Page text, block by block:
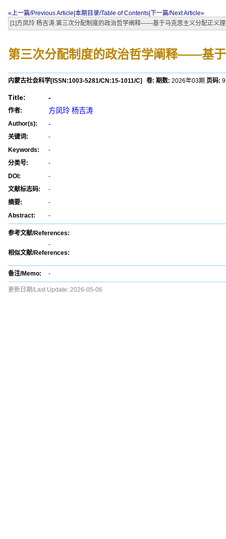
«上一篇/Previous Article 本期目录/Table of Contents
下一篇/Next Article»
[1]方凤玲 杨吉涛.第三次分配制度的政治哲学阐释——基于马克思主义分配正义
第三次分配制度的政治哲学阐释——基
内蒙古社会科学[ISSN:1003-5281/CN:15-1011/C] 卷: 期数: 2026年03期 页码:
Title: -
作者: 方凤玲 杨吉涛
Author(s): -
关键词:
-
Keywords:
-
分类号:
-
DOI:
-
文献标志码:
-
摘要:
-
Abstract:
-
参考文献/References:
-
相似文献/References:
备注/Memo: -
更新日期/Last Update: 2026-05-06